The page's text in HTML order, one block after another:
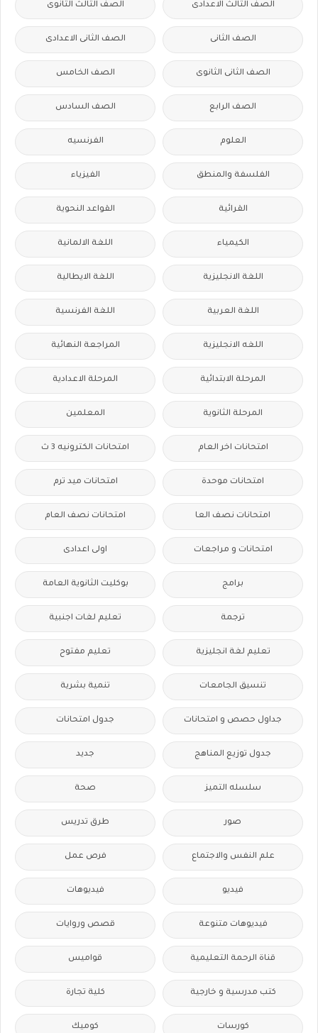
الصف الثالث الاعدادى الصف الثالث الثانوى
الصف الثانى الصف الثانى الاعدادى
الصف الثانى الثانوى الصف الخامس
الصف الرابع الصف السادس
العلوم الفرنسيه
الفلسفة والمنطق الفيزياء
القرائية القواعد النحوية
الكيمياء اللغة الالمانية
اللغة الانجليزية اللغة الايطالية
اللغة العربية اللغة الفرنسية
اللغه الانجليزية المراجعة النهائية
المرحلة الابتدائية المرحلة الاعدادية
المرحلة الثانوية المعلمين
امتحانات اخر العام امتحانات الكترونيه 3 ث
امتحانات موحدة امتحانات ميد ترم
امتحانات نصف العا امتحانات نصف العام
امتحانات و مراجعات اولى اعدادى
برامج بوكليت الثانوية العامة
ترجمة تعليم لغات اجنبية
تعليم لغة انجليزية تعليم مفتوح
تنسيق الجامعات تنمية بشرية
جداول حصص و امتحانات جدول امتحانات
جدول توزيع المناهج جديد
سلسله التميز صحة
صور طرق تدريس
علم النفس والاجتماع فرص عمل
فيديو فيديوهات
فيديوهات متنوعة قصص وروايات
قناة الرحمة التعليمية قواميس
كتب مدرسية و خارجية كلية تجارة
كورسات كوميك